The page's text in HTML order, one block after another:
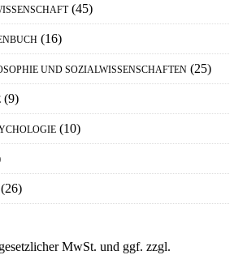
(45)
(16)
UND SOZIALWISSENSCHAFTEN (25)
(9)
(10)
(26)
MwSt. und ggf. zzgl.